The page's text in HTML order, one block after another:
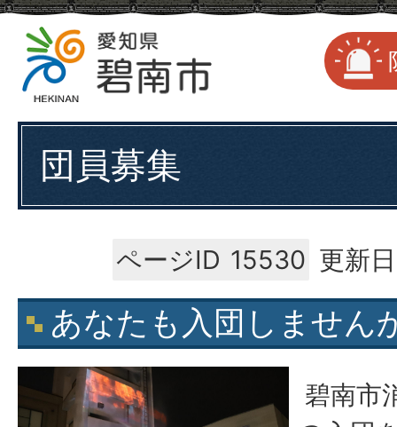
団員募集
ページID 15530 更新
あなたも入団しません
碧南市